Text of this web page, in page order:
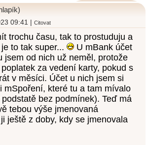
09:41 |Citovat
trochu času, tak to prostuduju a
to tak super...
U mBank účet
jsem od nich už neměl, protože
za vedení karty, pokud s
v měsíci. Účet u nich jsem si
mSpoření, které tu a tam mívalo
bez podmínek). Teď má
tebou výše jmenovaná
ještě z doby, kdy se jmenovala